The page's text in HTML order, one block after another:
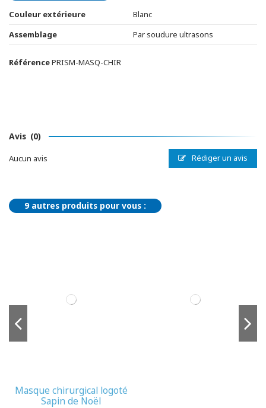
Couleur extérieure
Blanc
Assemblage
Par soudure ultrasons
RéférencePRISM-MASQ-CHIR
Avis (0)
Aucun avis Rédiger un avis
9 autres produits pour vous :
Masque chirurgical logoté
Sapin de Noël